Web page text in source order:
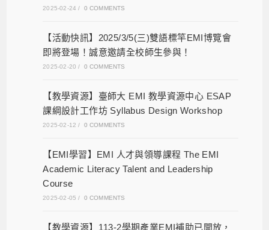
2025-02-24 / 0 COMMENTS
【活動快訊】2025/3/5(三)雙語標竿EMI博覽會
即將登場！誠意邀請全校師生參與！
2025-02-20 / 0 COMMENTS
【教學資源】臺師大 EMI 教學資源中心 ESAP
課綱設計工作坊 Syllabus Design Workshop
2025-02-12 / 0 COMMENTS
【EMI學習】EMI 人才與領導課程 The EMI
Academic Literacy Talent and Leadership
Course
2025-02-05 / 0 COMMENTS
【教學資源】113-2學期產業EMI補助已開放，